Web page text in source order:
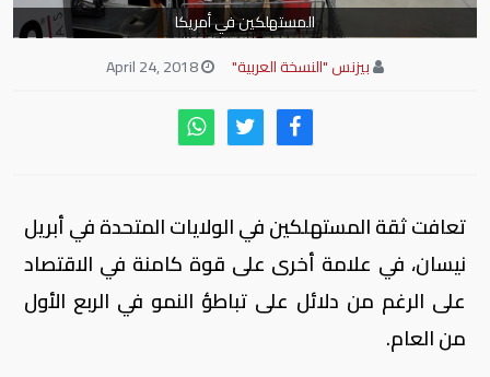
المستهلكين في أمريكا
بيزنس "النسخة العربية"
تعافت ثقة المستهلكين في الولايات المتحدة في أبريل
نيسان، في علامة أخرى على قوة كامنة في الاقتصاد
على الرغم من دلائل على تباطؤ النمو في الربع الأول
من العام.